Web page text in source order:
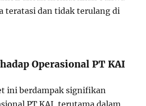
teratasi dan tidak terulang di
Operasional PT KAI
ini berdampak signifikan
PT KAI, terutama dalam